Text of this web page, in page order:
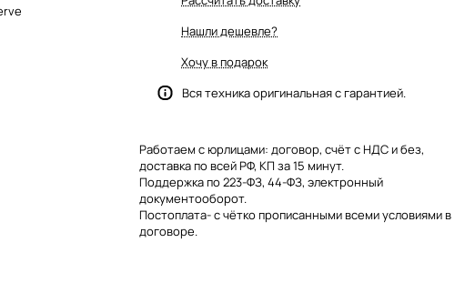
Нашли дешевле?
Хочу в подарок
Вся техника оригинальная с гарантией.
Работаем с юрлицами: договор, счёт с НДС и без,
доставка по всей РФ, КП за 15 минут.
Поддержка по 223-ФЗ, 44-ФЗ, электронный
документооборот.
Постоплата- с чётко прописанными всеми условиями в
договоре.